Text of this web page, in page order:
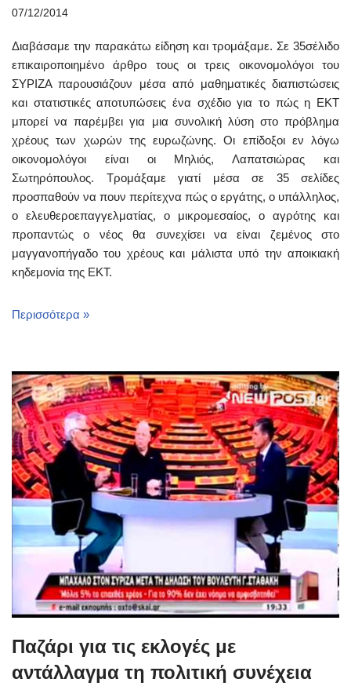
07/12/2014
Διαβάσαμε την παρακάτω είδηση και τρομάξαμε. Σε 35σέλιδο
επικαιροποιημένο άρθρο τους οι τρεις οικονομολόγοι του
ΣΥΡΙΖΑ παρουσιάζουν μέσα από μαθηματικές διαπιστώσεις
και στατιστικές αποτυπώσεις ένα σχέδιο για το πώς η ΕΚΤ
μπορεί να παρέμβει για μια συνολική λύση στο πρόβλημα
χρέους των χωρών της ευρωζώνης. Οι επίδοξοι εν λόγω
οικονομολόγοι είναι οι Μηλιός, Λαπατσιώρας και
Σωτηρόπουλος. Τρομάξαμε γιατί μέσα σε 35 σελίδες
προσπαθούν να πουν περίτεχνα πώς ο εργάτης, ο υπάλληλος,
ο ελευθεροεπαγγελματίας, ο μικρομεσαίος, ο αγρότης και
προπαντώς ο νέος θα συνεχίσει να είναι ζεμένος στο
μαγγανοπήγαδο του χρέους και μάλιστα υπό την αποικιακή
κηδεμονία της ΕΚΤ.
Περισσότερα »
Παζάρι για τις εκλογές με
αντάλλαγμα τη πολιτική συνέχεια